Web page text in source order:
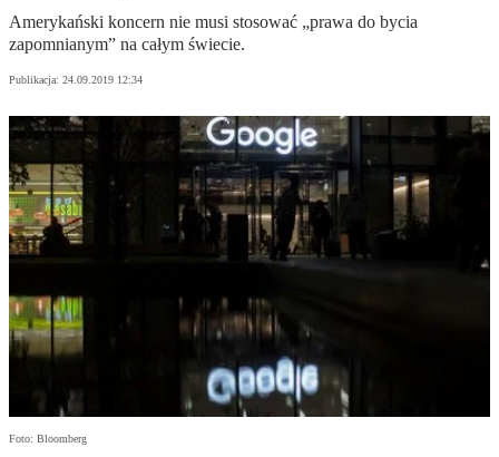
Amerykański koncern nie musi stosować „prawa do bycia
zapomnianym” na całym świecie.
Publikacja: 24.09.2019 12:34
Foto: Bloomberg